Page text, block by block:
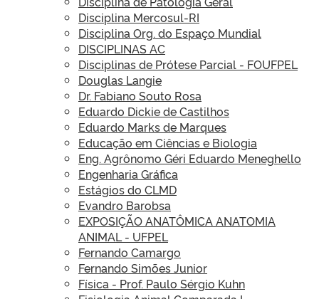
Disciplina Mercosul-RI
Disciplina Org. do Espaço Mundial
DISCIPLINAS AC
Disciplinas de Prótese Parcial - FOUFPEL
Douglas Langie
Dr. Fabiano Souto Rosa
Eduardo Dickie de Castilhos
Eduardo Marks de Marques
Educação em Ciências e Biologia
Eng. Agrônomo Géri Eduardo Meneghello
Engenharia Gráfica
Estágios do CLMD
Evandro Barobsa
EXPOSIÇÃO ANATÔMICA ANATOMIA
ANIMAL - UFPEL
Fernando Camargo
Fernando Simões Junior
Física - Prof. Paulo Sérgio Kuhn